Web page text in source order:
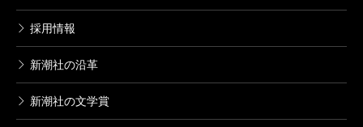
採用情報
新潮社の沿革
新潮社の文学賞